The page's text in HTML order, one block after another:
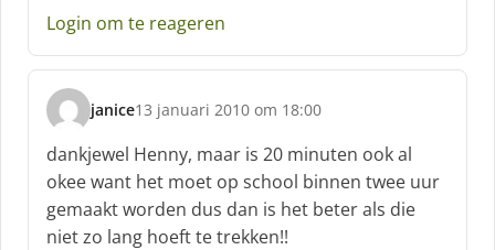
:Login om te reageren
janice
s
h
r
e
e
13 januari 2010 om 18:00
dankjewel Henny, maar is 20 minuten ook al
okee want het moet op school binnen twee uur
gemaakt worden dus dan is het beter als die
niet zo lang hoeft te trekken!!